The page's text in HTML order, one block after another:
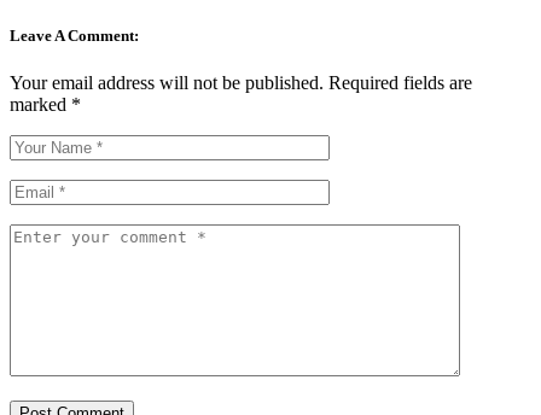
Leave A Comment:
Your email address will not be published. Required fields are
marked *